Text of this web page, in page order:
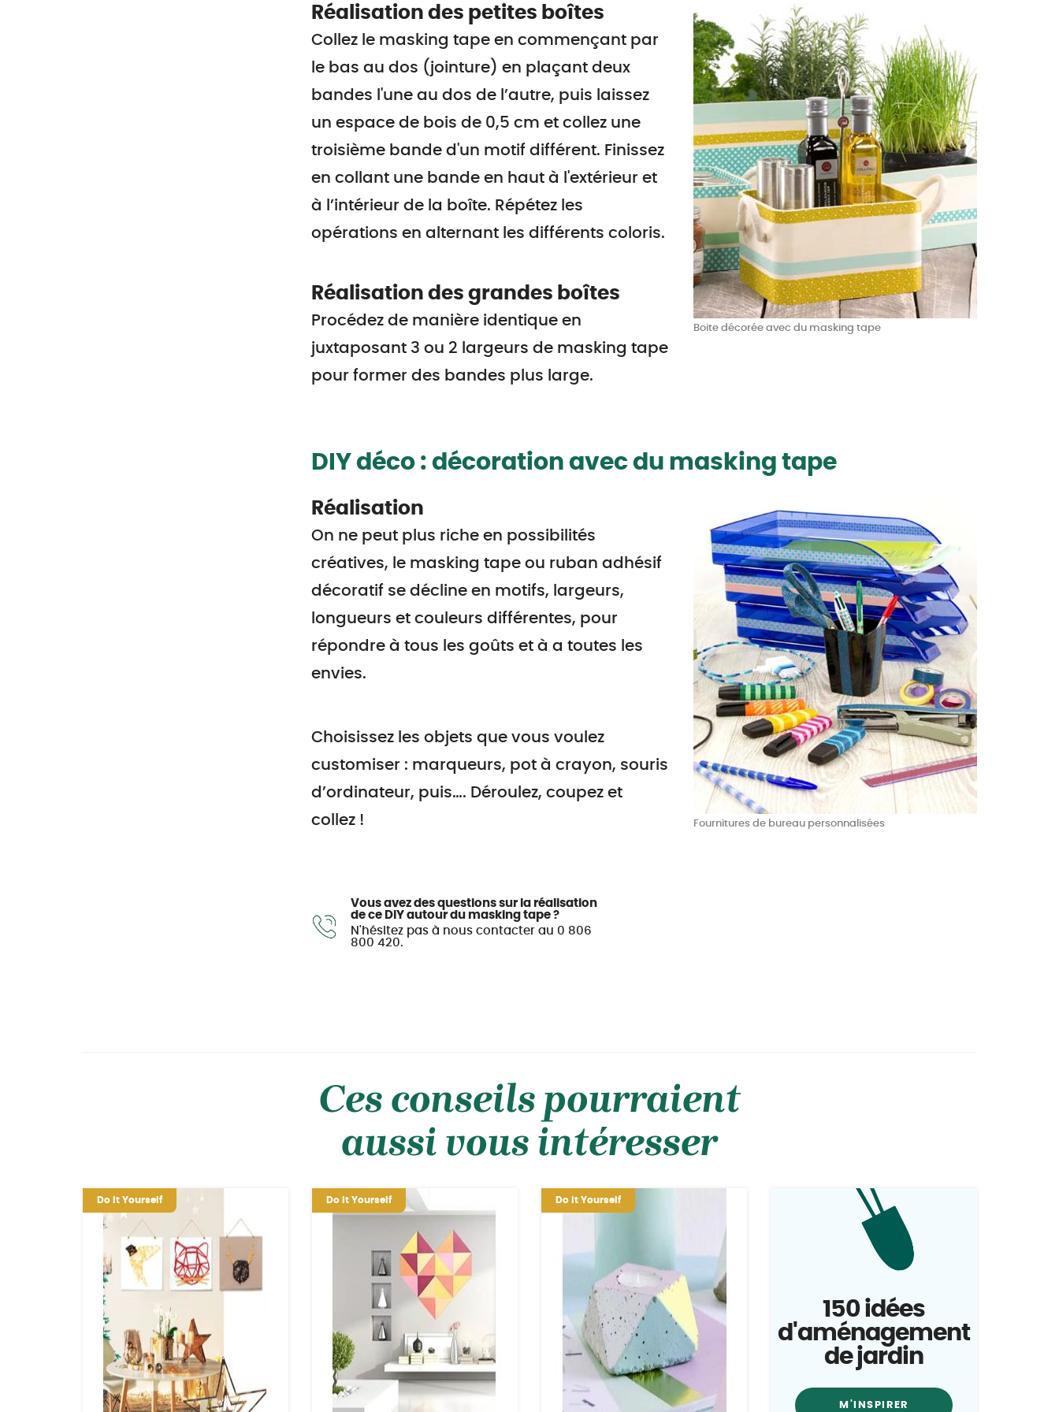
Boite décorée avec du masking tape
Réalisation des petites boîtes
Collez le masking tape en commençant par
le bas au dos (jointure) en plaçant deux
bandes l'une au dos de l’autre, puis laissez
un espace de bois de 0,5 cm et collez une
troisième bande d'un motif différent. Finissez
en collant une bande en haut à l'extérieur et
à l’intérieur de la boîte. Répétez les
opérations en alternant les différents coloris.
Réalisation des grandes boîtes
Procédez de manière identique en
juxtaposant 3 ou 2 largeurs de masking tape
pour former des bandes plus large.
DIY déco : décoration avec du masking tape
Fournitures de bureau personnalisées
Réalisation
On ne peut plus riche en possibilités
créatives, le masking tape ou ruban adhésif
décoratif se décline en motifs, largeurs,
longueurs et couleurs différentes, pour
répondre à tous les goûts et à a toutes les
envies.
Choisissez les objets que vous voulez
customiser : marqueurs, pot à crayon, souris
d’ordinateur, puis…. Déroulez, coupez et
collez !
Vous avez des questions sur la réalisation
de ce DIY autour du masking tape ?
N'hésitez pas à nous contacter au 0 806
800 420.
Ces conseils pourraient
aussi vous intéresser
Do it Yourself Do it Yourself Do it Yourself
150 idées
d'aménagement
de jardin
M'INSPIRER